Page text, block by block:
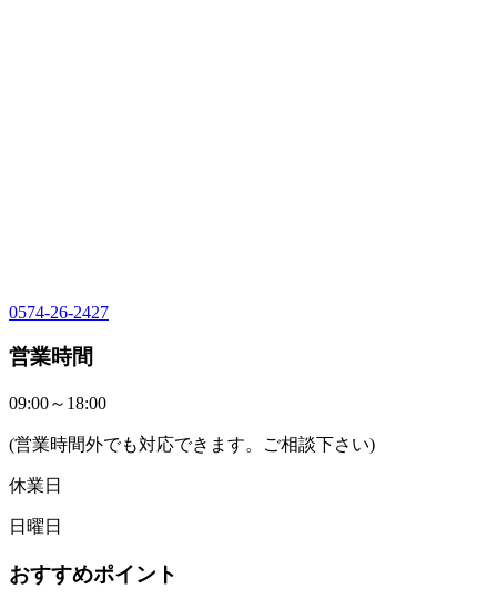
0574-26-2427
営業時間
09:00～18:00
(営業時間外でも対応できます。ご相談下さい)
休業日
日曜日
おすすめポイント